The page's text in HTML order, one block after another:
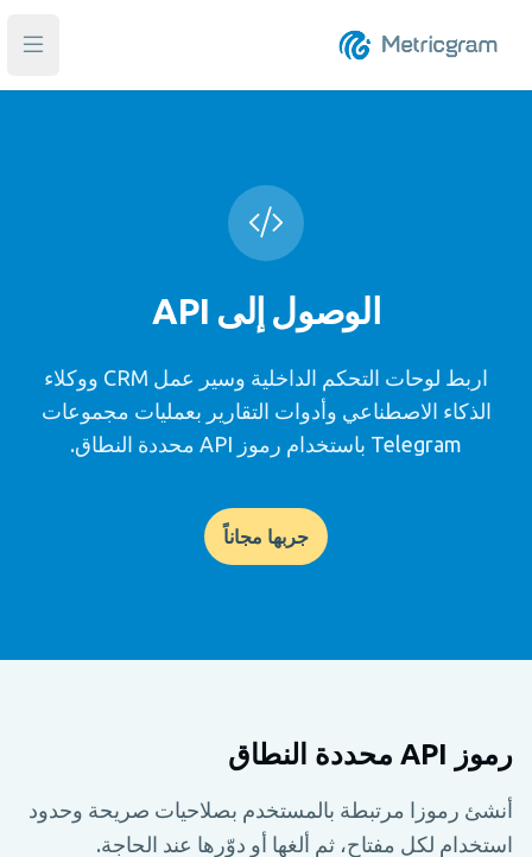
فتح
الوصول إلى API
اربط لوحات التحكم الداخلية وسير عمل CRM ووكلاء
الذكاء الاصطناعي وأدوات التقارير بعمليات مجموعات
Telegram باستخدام رموز API محددة النطاق.
جربها مجاناً
رموز API محددة النطاق
أنشئ رموزا مرتبطة بالمستخدم بصلاحيات صريحة وحدود
استخدام لكل مفتاح، ثم ألغها أو دوّرها عند الحاجة.